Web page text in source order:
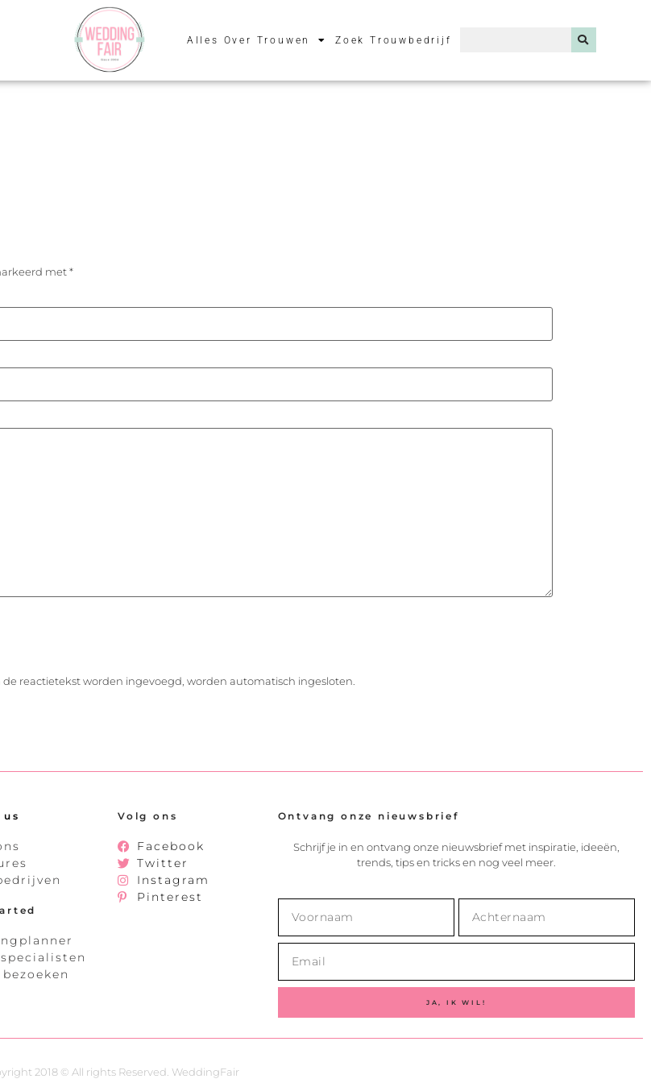
Alles Over Trouwen Zoek Trouwbedrijf
met*
reactietekst worden ingevoegd, worden automatisch ingesloten.
Volg ons
Facebook
Twitter
Instagram
Pinterest
Ontvang onze nieuwsbrief
Schrijf je in en ontvang onze nieuwsbrief met inspiratie, ideeën,
trends, tips en tricks en nog veel meer.
JA, IK WIL!
2018 © All rights Reserved. WeddingFair